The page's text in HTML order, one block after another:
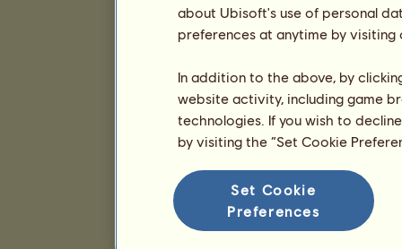
about Ubisoft's use of personal
preferences at anytime by
In addition to the above, by
website activity, including game
technologies. If you wish to
by visiting the “Set Cookie
Set Cookie
Preferences